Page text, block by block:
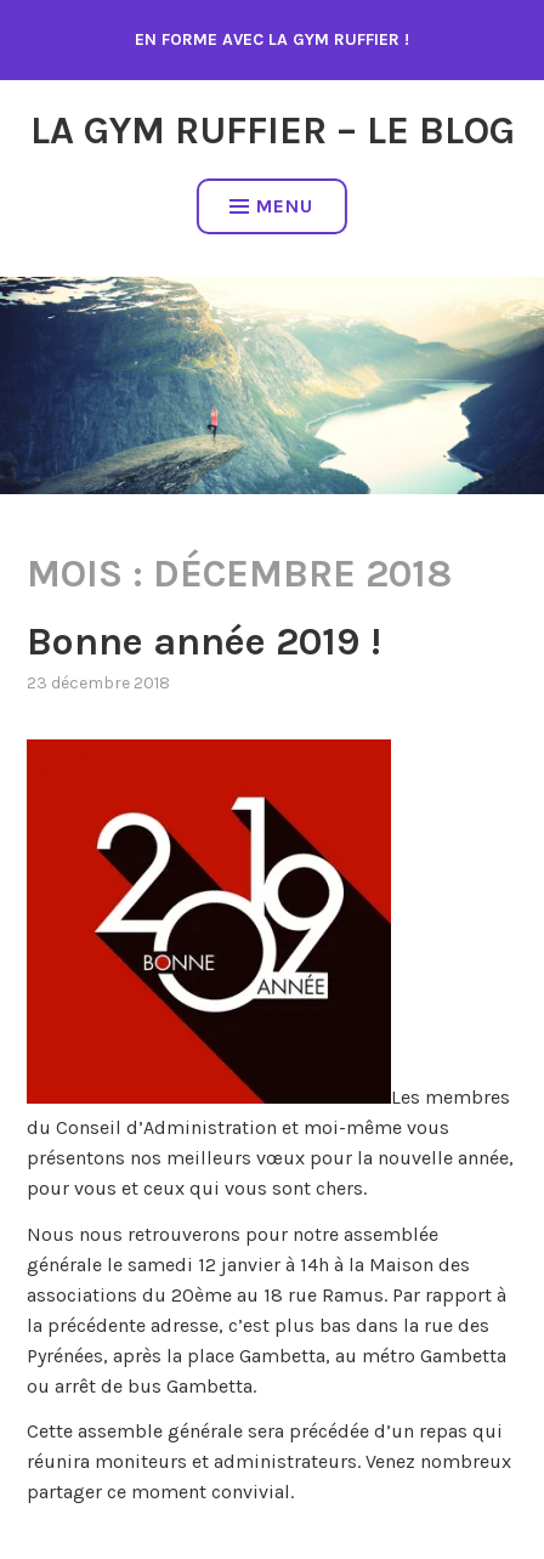
contenu
EN FORME AVEC LA GYM RUFFIER !
LA GYM RUFFIER – LE BLOG
MENU
MOIS : DÉCEMBRE 2018
Bonne année 2019 !
23 décembre 2018
Les membres
du Conseil d’Administration et moi-même vous
présentons nos meilleurs vœux pour la nouvelle année,
pour vous et ceux qui vous sont chers.
Nous nous retrouverons pour notre assemblée
générale le samedi 12 janvier à 14h à la Maison des
associations du 20ème au 18 rue Ramus. Par rapport à
la précédente adresse, c’est plus bas dans la rue des
Pyrénées, après la place Gambetta, au métro Gambetta
ou arrêt de bus Gambetta.
Cette assemble générale sera précédée d’un repas qui
réunira moniteurs et administrateurs. Venez nombreux
partager ce moment convivial.